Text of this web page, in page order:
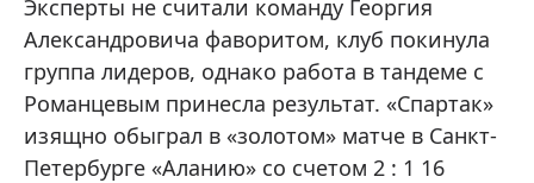
Эксперты не считали команду Георгия
Александровича фаворитом, клуб покинула
группа лидеров, однако работа в тандеме с
Романцевым принесла результат. «Спартак»
изящно обыграл в «золотом» матче в Санкт-
Петербурге «Аланию» со счетом 2 : 1 16